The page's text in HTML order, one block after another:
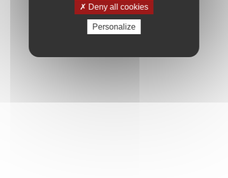
Deny all cookies
Personalize